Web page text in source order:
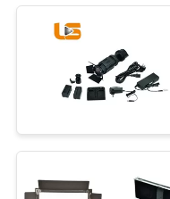
ПУТЕШЕСТВИЕ
ФАБРИКИ
ПРОВЕРКА
КАЧЕСТВА